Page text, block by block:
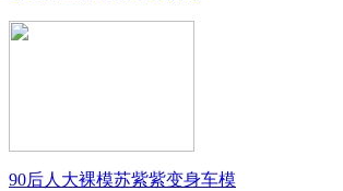
90后人大裸模苏紫紫变身车模